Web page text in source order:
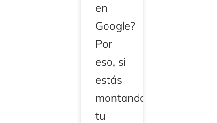
en
Google?
Por
eso, si
estás
montando
tu